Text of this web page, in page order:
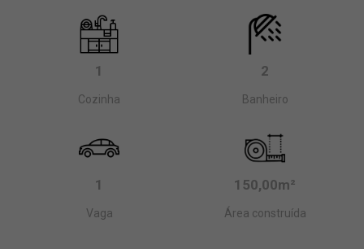
1
Cozinha
2
Banheiro
1
Vaga
150,00m²
Área construída